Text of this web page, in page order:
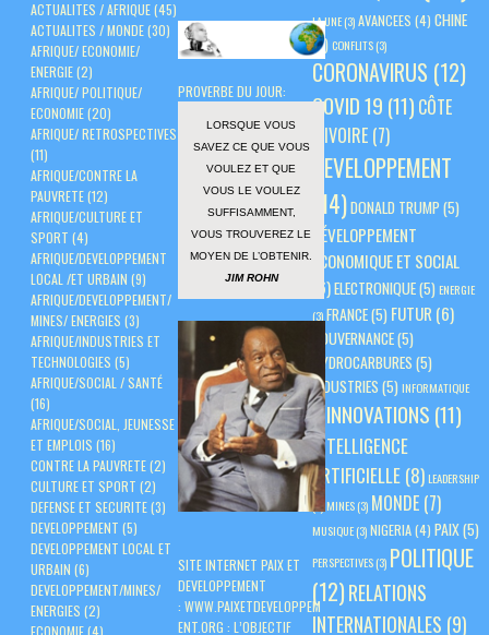
ACTUALITES / AFRIQUE(45)
ACTUALITES / MONDE(30)
AFRIQUE/ ECONOMIE/
ENERGIE(2)
AFRIQUE/ POLITIQUE/
ECONOMIE(20)
AFRIQUE/ RETROSPECTIVES
(11)
AFRIQUE/CONTRE LA
PAUVRETE(12)
AFRIQUE/CULTURE ET
SPORT (4)
AFRIQUE/DEVELOPPEMENT
LOCAL /ET URBAIN (9)
AFRIQUE/DEVELOPPEMENT/
MINES/ ENERGIES (3)
AFRIQUE/INDUSTRIES ET
TECHNOLOGIES (5)
AFRIQUE/SOCIAL / SANTÉ
(16)
AFRIQUE/SOCIAL, JEUNESSE
ET EMPLOIS (16)
CONTRE LA PAUVRETE(2)
CULTURE ET SPORT (2)
DEFENSE ET SECURITE(3)
DEVELOPPEMENT (5)
DEVELOPPEMENT LOCAL ET
URBAIN (6)
DEVELOPPEMENT/MINES/
ENERGIES (2)
ECONOMIE(4)
LA UNE(3)AVANCEES (4) CHINE
(5)CONFLITS(3)
CORONAVIRUS (12)
COVID 19 (11) CÔTE
D'IVOIRE (7)
DEVELOPPEMENT
(14)DONALD TRUMP(5)
DÉVELOPPEMENT
ÉCONOMIQUE ET SOCIAL
(6)ELECTRONIQUE(5)ENERGIE
(3)FRANCE(5)FUTUR (6)
GOUVERNANCE(5)
HYDROCARBURES(5)
INDUSTRIES(5)INFORMATIQUE
(3)
INNOVATIONS (11)
INTELLIGENCE
ARTIFICIELLE (8)LEADERSHIP
(3)MINES(3) MONDE (7)
MUSIQUE(3)NIGERIA(4) PAIX(5)
PERSPECTIVES(3) POLITIQUE
(12)RELATIONS
INTERNATIONALES (9)
PROVERBE DU JOUR:
LORSQUE VOUS
SAVEZ CE QUE VOUS
VOULEZ ET QUE
VOUS LE VOULEZ
SUFFISAMMENT,
VOUS TROUVEREZ LE
MOYEN DE L’OBTENIR.
JIM ROHN
SITE INTERNET PAIX ET
DEVELOPPEMENT
:WWW.PAIXETDEVELOPPEM
ENT.ORG : L’OBJECTIF